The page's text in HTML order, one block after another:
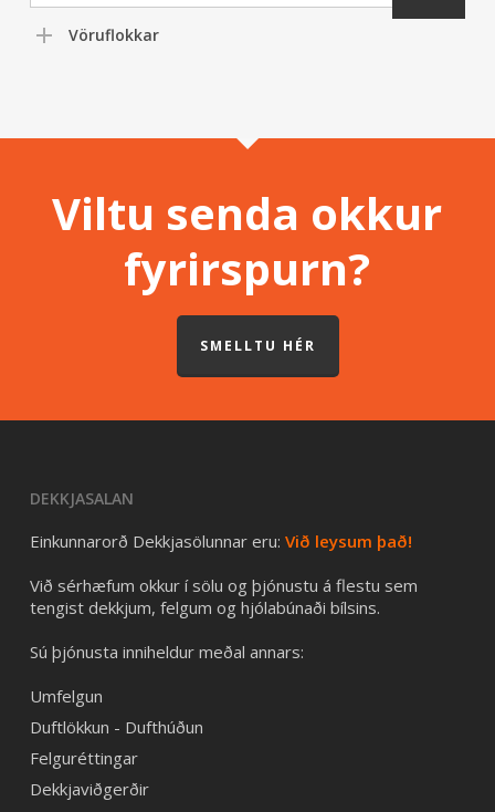
Vöruflokkar
Viltu senda okkur
fyrirspurn?
SMELLTU HÉR
DEKKJASALAN
Einkunnarorð Dekkjasölunnar eru: Við leysum það!
Við sérhæfum okkur í sölu og þjónustu á flestu sem
tengist dekkjum, felgum og hjólabúnaði bílsins.
Sú þjónusta inniheldur meðal annars:
Umfelgun
Duftlökkun - Dufthúðun
Felguréttingar
Dekkjaviðgerðir